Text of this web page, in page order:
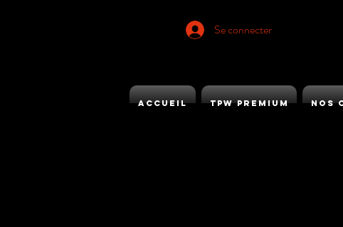
Se connecter
ACCUEIL TPW PREMIUM Nos